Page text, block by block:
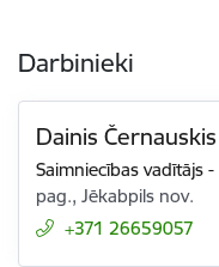
Darbinieki
Dainis Černauskis
Saimniecības vadītājs -
pag., Jēkabpils nov.
+371 26659057